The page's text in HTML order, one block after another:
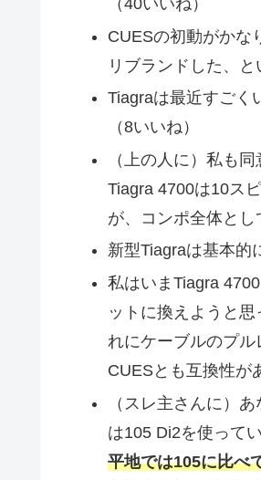
CUESの初動がかな
リブランドした、
Tiagraは最近すごく
（8いいね）
（上の人に）私も
Tiagra 4700は10ス
が、コンポ全体とし
新型Tiagraは基本的
私はいまTiagra
ットに換えようと
れにケーブルのプル
CUESとも互換性が
（スレ主さんに）
は105 Di2を使って
平地では105に比べ